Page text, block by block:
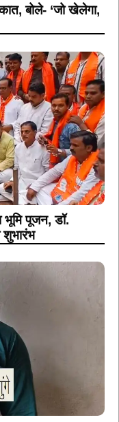
बोले- ‘जो खेलेगा,
भूमि पूजन, डॉ.
शुभारंभ